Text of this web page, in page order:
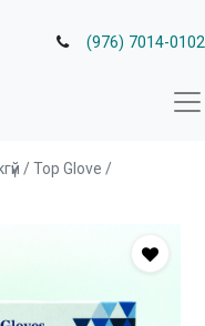
(976) 7014-0102
/ Top Glove /